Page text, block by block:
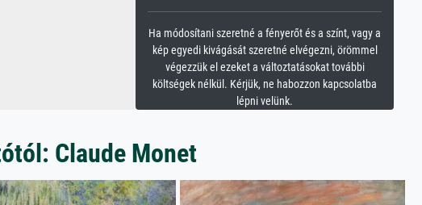
Ha módosítani szeretné a fényerőt és a színt, vagy a
kép egyedi kivágását szeretné elvégezni, örömmel
végezzük el ezeket a változtatásokat további
költségek nélkül. Kérjük, ne habozzon kapcsolatba
lépni velünk.
Claude Monet